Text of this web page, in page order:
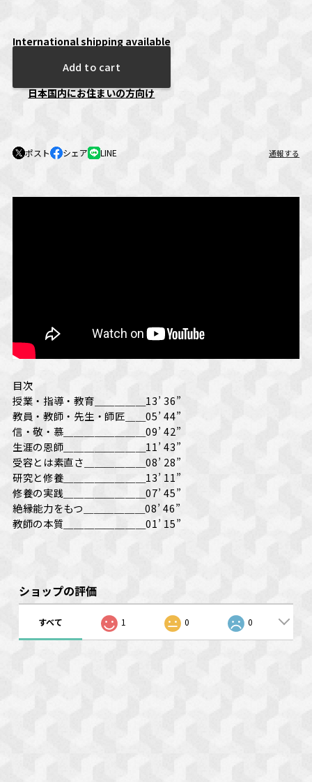
International shipping available
Add to cart
日本国内にお住まいの方向け
ポスト シェア LINE 通報する
目次
授業・指導・教育＿＿＿＿＿13’ 36”
教員・教師・先生・師匠＿＿05’ 44”
信・敬・慕＿＿＿＿＿＿＿＿09’ 42”
生涯の恩師＿＿＿＿＿＿＿＿11’ 43”
受容とは素直さ＿＿＿＿＿＿08’ 28”
研究と修養＿＿＿＿＿＿＿＿13’ 11”
修養の実践＿＿＿＿＿＿＿＿07’ 45”
絶縁能力をもつ＿＿＿＿＿＿08’ 46”
教師の本質＿＿＿＿＿＿＿＿01’ 15”
ショップの評価
すべて 1 0 0